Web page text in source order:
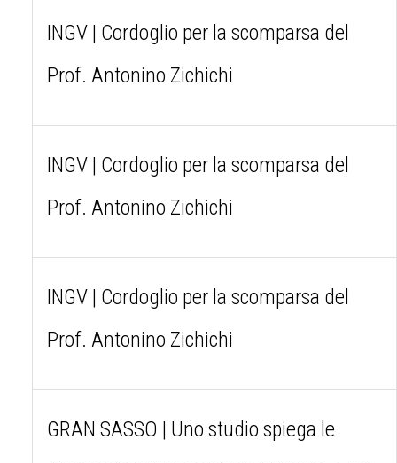
INGV | Cordoglio per la scomparsa del
Prof. Antonino Zichichi
INGV | Cordoglio per la scomparsa del
Prof. Antonino Zichichi
INGV | Cordoglio per la scomparsa del
Prof. Antonino Zichichi
GRAN SASSO | Uno studio spiega le